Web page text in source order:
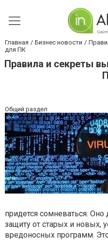
Главная Бизнес новости
для ПК
Правила и секреты
Общий раздел
придется сомневаться.
защиту от старых и новых,
вредоносных программ.